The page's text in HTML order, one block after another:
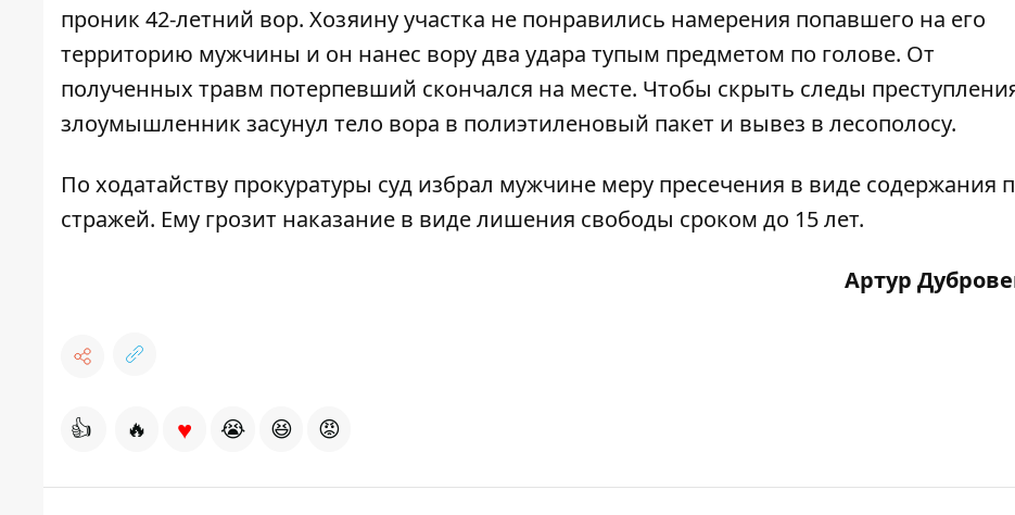
проник 42-летний вор. Хозяину участка не понравились намерения попавшего на его
территорию мужчины и он нанес вору два удара тупым предметом по голове. От
полученных травм потерпевший скончался на месте. Чтобы скрыть следы
злоумышленник засунул тело вора в полиэтиленовый пакет и вывез в лесополосу.
По ходатайству прокуратуры суд избрал мужчине меру пресечения в виде содержания
стражей. Ему грозит наказание в виде лишения свободы сроком до 15 лет.
Артур
👍 🔥 ♥ 😭 😆 😡